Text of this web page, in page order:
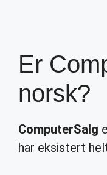
Er
norsk?
ComputerSalg
har eksistert